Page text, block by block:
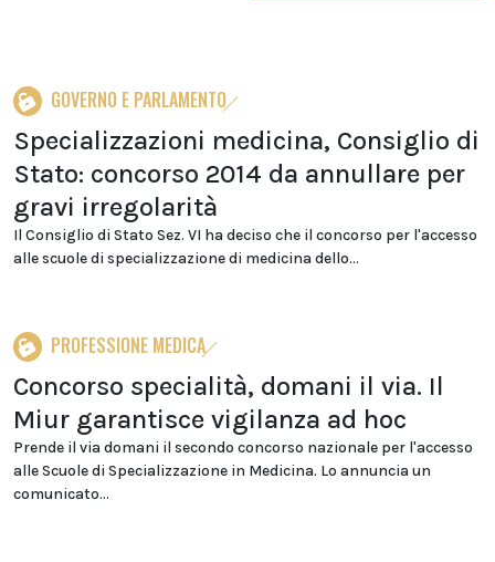
GOVERNO E PARLAMENTO
Specializzazioni medicina, Consiglio di
Stato: concorso 2014 da annullare per
gravi irregolarità
Il Consiglio di Stato Sez. VI ha deciso che il concorso per l'accesso
alle scuole di specializzazione di medicina dello...
PROFESSIONE MEDICA
Concorso specialità, domani il via. Il
Miur garantisce vigilanza ad hoc
Prende il via domani il secondo concorso nazionale per l'accesso
alle Scuole di Specializzazione in Medicina. Lo annuncia un
comunicato...